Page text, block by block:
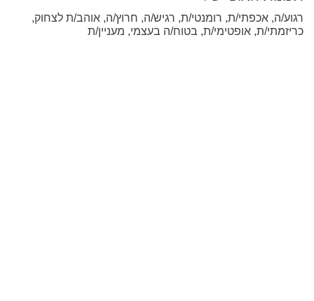
רגוע/ה, אכפתי/ת, רומנטי/ת, רגיש/ה, חרוץ/ה, אוהב/ת לצחוק,
כריזמתי/ת, אופטימי/ת, בטוח/ה בעצמי, מעניין/ת